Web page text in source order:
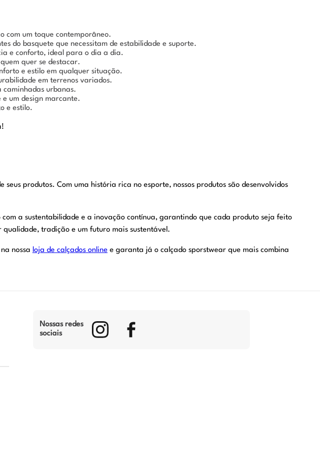
com um toque contemporâneo.
do basquete que necessitam de estabilidade e suporte.
e conforto, ideal para o dia a dia.
quer se destacar.
e estilo em qualquer situação.
em terrenos variados.
caminhadas urbanas.
um design marcante.
e estilo.
produtos. Com uma história rica no esporte, nossos produtos são desenvolvidos
a sustentabilidade e a inovação contínua, garantindo que cada produto seja feito
qualidade, tradição e um futuro mais sustentável.
nossa loja de calçados online e garanta já o calçado sporstwear que mais combina
Nossas redes
sociais